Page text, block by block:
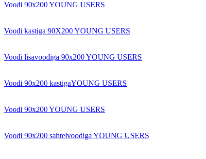
Voodi 90x200 YOUNG USERS
Voodi kastiga 90X200 YOUNG USERS
Voodi lisavoodiga 90x200 YOUNG USERS
Voodi 90x200 kastigaYOUNG USERS
Voodi 90x200 YOUNG USERS
Voodi 90x200 sahtelvoodiga YOUNG USERS